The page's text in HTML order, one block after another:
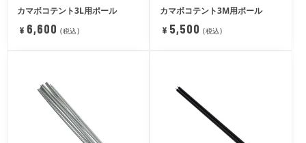
カマボコテント3L用ポール
¥ 6,600 税込
カマボコテント3M用ポール
¥ 5,500 税込